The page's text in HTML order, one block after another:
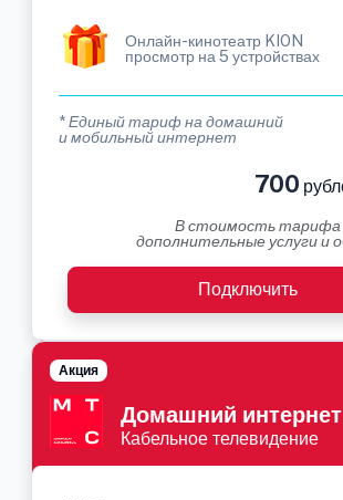
Онлайн-кинотеатр KION
просмотр на 5 устройствах
* Единый тариф на домашний
и мобильный интернет
700
В стоимость тарифа
дополнительные услуги и
Подключить
Домашний интернет
Кабельное телевидение
Акция